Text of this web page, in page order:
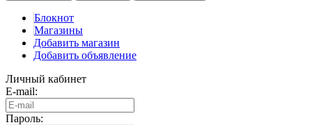
Блокнот
Магазины
Добавить магазин
Добавить объявление
Личный кабинет
E-mail:
Пароль: